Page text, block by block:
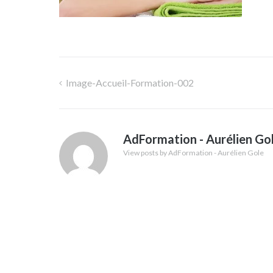
Navigation
l’article
Image-Accueil-Formation-002
AdFormation - Aurélien
View posts by AdFormation - Aurélien Gole